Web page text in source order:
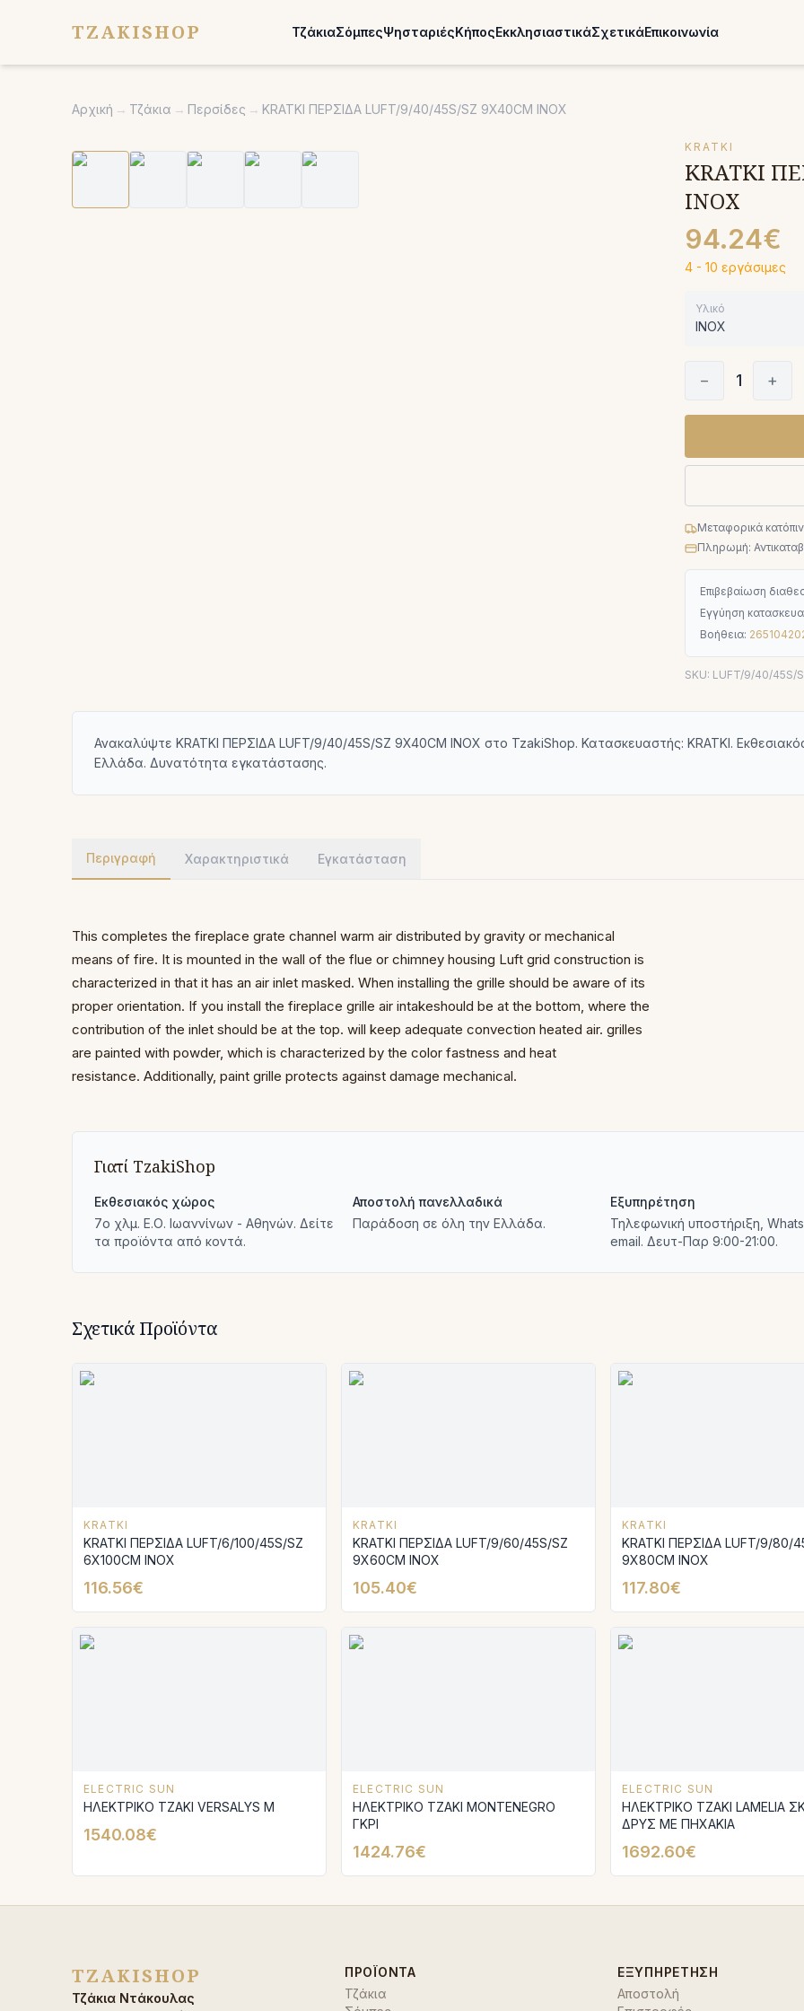
TZAKISHOP ΤζάκιαΣόμπεςΨησταριέςΚήποςΕκκλησιαστικάΣχετικάΕπικοινωνία
Αρχική → Τζάκια → Περσίδες → KRATKI ΠΕΡΣΙΔΑ LUFT/9/40/45S/SZ 9X40CM INOX
KRATKI
KRATKI
INOX
94.24€
4 - 10 εργάσιμες
Υλικό
INOX
− 1 +
Μεταφορικά
Πληρωμή:
Επιβεβαίωση
Εγγύηση
Βοήθεια:
SKU: LUFT/9/40/45S/
Ανακαλύψτε KRATKI ΠΕΡΣΙΔΑ LUFT/9/40/45S/SZ 9X40CM INOX στο TzakiShop. Κατασκευαστής: KRATKI.
Ελλάδα. Δυνατότητα εγκατάστασης.
Περιγραφή Χαρακτηριστικά Εγκατάσταση
This completes the fireplace grate channel warm air distributed by gravity or mechanical
means of fire. It is mounted in the wall of the flue or chimney housing Luft grid construction is
characterized in that it has an air inlet masked. When installing the grille should be aware of its
proper orientation. If you install the fireplace grille air intakeshould be at the bottom, where the
contribution of the inlet should be at the top. will keep adequate convection heated air. grilles
are painted with powder, which is characterized by the color fastness and heat
resistance. Additionally, paint grille protects against damage mechanical.
Γιατί TzakiShop
Εκθεσιακός χώρος
7ο χλμ. Ε.Ο. Ιωαννίνων - Αθηνών. Δείτε
τα προϊόντα από κοντά.
Αποστολή πανελλαδικά
Παράδοση σε όλη την Ελλάδα.
Εξυπηρέτηση
Τηλεφωνική υποστήριξη,
email. Δευτ-Παρ 9:00-21:00.
Σχετικά Προϊόντα
KRATKI
KRATKI ΠΕΡΣΙΔΑ LUFT/6/100/45S/SZ
6X100CM INOX
116.56€
KRATKI
KRATKI ΠΕΡΣΙΔΑ LUFT/9/60/45S/SZ
9X60CM INOX
105.40€
KRATKI
KRATKI ΠΕΡΣΙΔΑ LUFT/9/80/
9X80CM INOX
117.80€
ELECTRIC SUN
ΗΛΕΚΤΡΙΚΟ ΤΖΑΚΙ VERSALYS Μ
1540.08€
ELECTRIC SUN
ΗΛΕΚΤΡΙΚΟ ΤΖΑΚΙ MONTENEGRO
ΓΚΡΙ
1424.76€
ELECTRIC SUN
ΗΛΕΚΤΡΙΚΟ ΤΖΑΚΙ LAMELIA
ΔΡΥΣ ΜΕ ΠΗΧΑΚΙΑ
1692.60€
TZAKISHOP
Τζάκια Ντάκουλας
ΠΡΟΪΌΝΤΑ
Τζάκια
ΕΞΥΠΗΡΈΤΗΣΗ
Αποστολή